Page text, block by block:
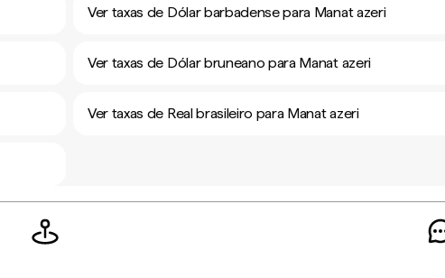
Ver taxas de Dólar barbadense para Manat azeri
Ver taxas de Dólar bruneano para Manat azeri
Ver taxas de Real brasileiro para Manat azeri